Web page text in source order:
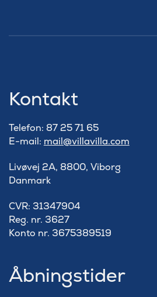
Kontakt
Telefon: 87 25 71 65
E-mail: mail@villavilla.com
Livøvej 2A, 8800, Viborg
Danmark
​CVR: 31347904
Reg. nr. 3627
Konto nr. 3675389519
Åbningstider